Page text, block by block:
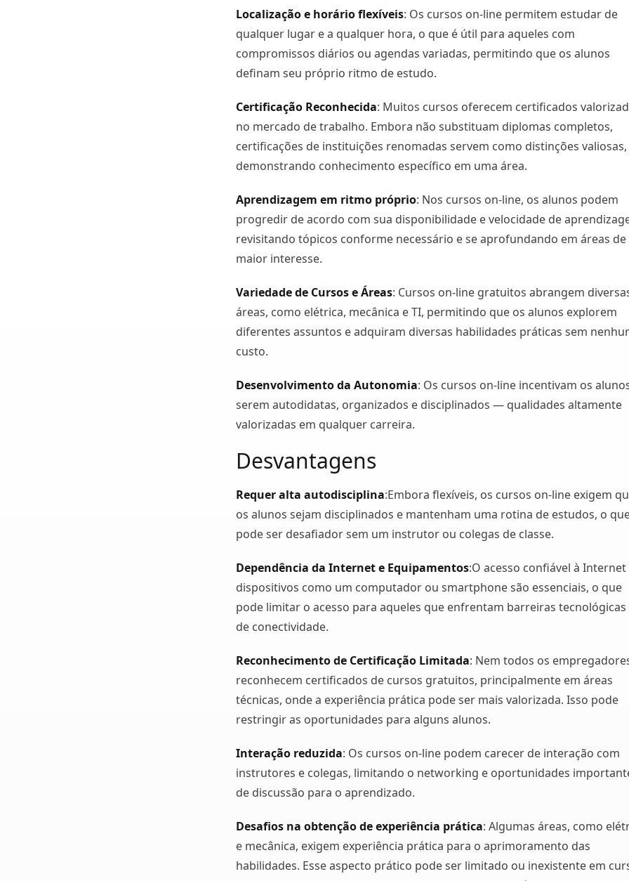
Localização e horário flexíveis: Os cursos on-line permitem estudar de
qualquer lugar e a qualquer hora, o que é útil para aqueles com
compromissos diários ou agendas variadas, permitindo que os alunos
definam seu próprio ritmo de estudo.
Certificação Reconhecida: Muitos cursos oferecem certificados
no mercado de trabalho. Embora não substituam diplomas completos,
certificações de instituições renomadas servem como distinções valiosas,
demonstrando conhecimento específico em uma área.
Aprendizagem em ritmo próprio: Nos cursos on-line, os alunos podem
progredir de acordo com sua disponibilidade e velocidade de
revisitando tópicos conforme necessário e se aprofundando em áreas de
maior interesse.
Variedade de Cursos e Áreas: Cursos on-line gratuitos abrangem
áreas, como elétrica, mecânica e TI, permitindo que os alunos explorem
diferentes assuntos e adquiram diversas habilidades práticas sem
custo.
Desenvolvimento da Autonomia: Os cursos on-line incentivam os
serem autodidatas, organizados e disciplinados — qualidades altamente
valorizadas em qualquer carreira.
Desvantagens
Requer alta autodisciplina:Embora flexíveis, os cursos on-line exigem
os alunos sejam disciplinados e mantenham uma rotina de estudos, o
pode ser desafiador sem um instrutor ou colegas de classe.
Dependência da Internet e Equipamentos:O acesso confiável à Internet
dispositivos como um computador ou smartphone são essenciais, o que
pode limitar o acesso para aqueles que enfrentam barreiras
de conectividade.
Reconhecimento de Certificação Limitada: Nem todos os
reconhecem certificados de cursos gratuitos, principalmente em áreas
técnicas, onde a experiência prática pode ser mais valorizada. Isso pode
restringir as oportunidades para alguns alunos.
Interação reduzida: Os cursos on-line podem carecer de interação com
instrutores e colegas, limitando o networking e oportunidades
de discussão para o aprendizado.
Desafios na obtenção de experiência prática: Algumas áreas, como
e mecânica, exigem experiência prática para o aprimoramento das
habilidades. Esse aspecto prático pode ser limitado ou inexistente em